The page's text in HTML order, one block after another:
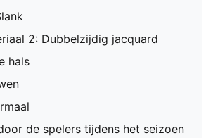
2: Dubbelzijdig jacquard
hals
de spelers tijdens het seizoen